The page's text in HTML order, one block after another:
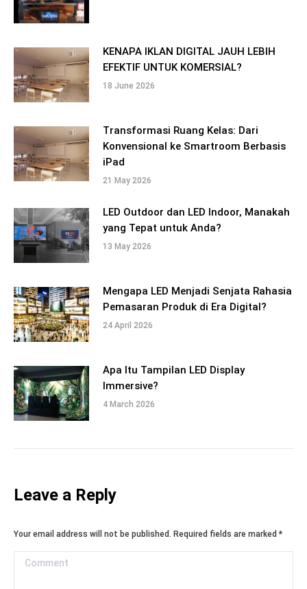
KENAPA IKLAN DIGITAL JAUH LEBIH
EFEKTIF UNTUK KOMERSIAL?
18 June 2026
Transformasi Ruang Kelas: Dari
Konvensional ke Smartroom Berbasis
iPad
21 May 2026
LED Outdoor dan LED Indoor, Manakah
yang Tepat untuk Anda?
13 May 2026
Mengapa LED Menjadi Senjata Rahasia
Pemasaran Produk di Era Digital?
24 April 2026
Apa Itu Tampilan LED Display
Immersive?
4 March 2026
Leave a Reply
Your email address will not be published. Required fields are marked*
Comment